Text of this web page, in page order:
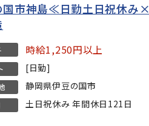
国市神島≪日勤土日祝休み×
時給1,250円以上
[日勤]
静岡県伊豆の国市
土日祝休み 年間休日121日